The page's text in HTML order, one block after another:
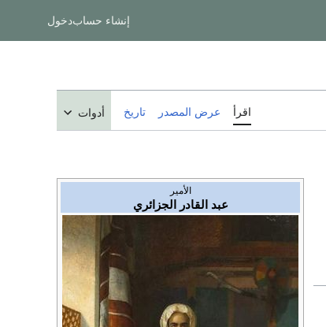
إنشاء حسابدخول
اقرأ عرض المصدر تاريخ أدوات
الأمير
عبد القادر الجزائري